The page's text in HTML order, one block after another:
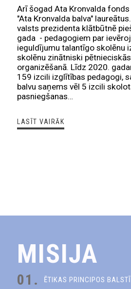
Arī šogad Ata Kronvalda
"Ata Kronvalda balva"
valsts prezidenta klātbūtnē
gada - pedagogiem par
ieguldījumu talantīgo skolēnu
skolēnu zinātniski
organizēšanā. Līdz 2020.
159 izcili izglītības pedagogi,
balvu saņems vēl 5 izcili
pasniegšanas…
LASĪT VAIRĀK
MISIJA
01.
ĒTIKAS PRINCIPOS